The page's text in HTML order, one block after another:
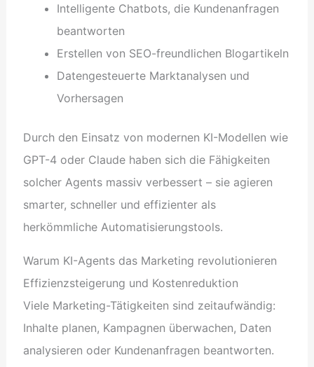
Intelligente Chatbots, die Kundenanfragen
beantworten
Erstellen von SEO-freundlichen Blogartikeln
Datengesteuerte Marktanalysen und
Vorhersagen
Durch den Einsatz von modernen KI-Modellen wie
GPT-4 oder Claude haben sich die Fähigkeiten
solcher Agents massiv verbessert – sie agieren
smarter, schneller und effizienter als
herkömmliche Automatisierungstools.
Warum KI-Agents das Marketing revolutionieren
Effizienzsteigerung und Kostenreduktion
Viele Marketing-Tätigkeiten sind zeitaufwändig:
Inhalte planen, Kampagnen überwachen, Daten
analysieren oder Kundenanfragen beantworten.